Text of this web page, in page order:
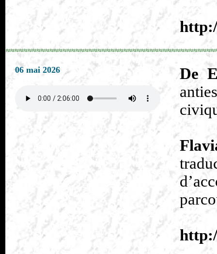
06 mai 2026
De